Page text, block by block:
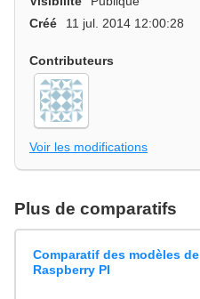
Créé
11 jul. 2014 12:00:28
Contributeurs
Voir les modifications
Plus de comparatifs
Comparatif des modèles de
Raspberry PI